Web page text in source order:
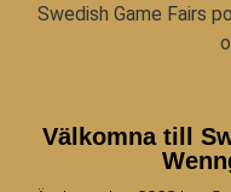
Swedish Game Fairs
Välkomna till